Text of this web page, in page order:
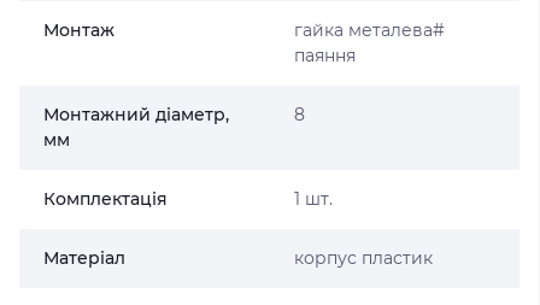
Монтаж
гайка металева#
паяння
Монтажний діаметр,
мм
8
Комплектація 1 шт.
Матеріал корпус пластик